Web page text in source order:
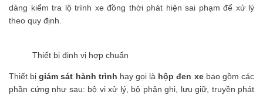
dàng kiểm tra lộ trình xe đồng thời phát hiện sai phạm để xử lý
theo quy định.
Thiết bị định vị hợp chuẩn
Thiết bịgiám sát hành trình hay gọi là hộp đen xebao gồm các
phần cứng như sau: bộ vi xử lý, bộ phận ghi, lưu giữ, truyền phát